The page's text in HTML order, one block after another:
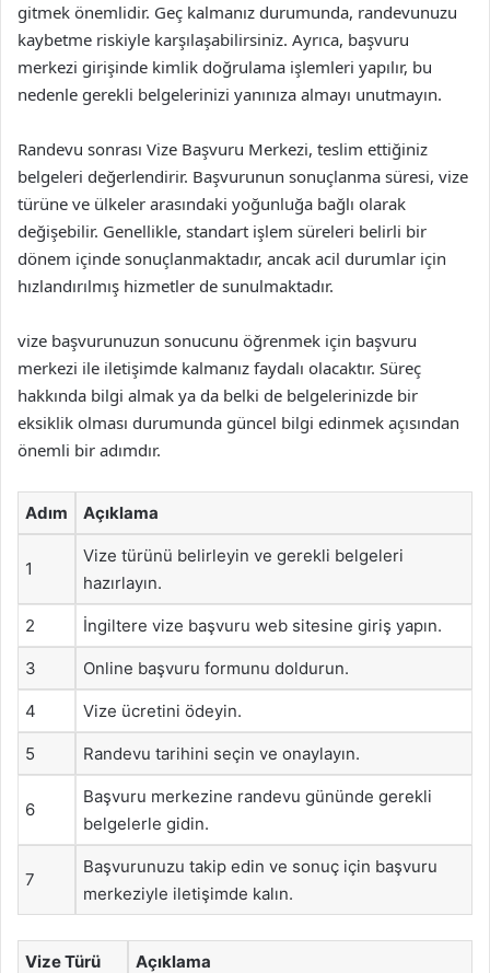
gitmek önemlidir. Geç kalmanız durumunda, randevunuzu
kaybetme riskiyle karşılaşabilirsiniz. Ayrıca, başvuru
merkezi girişinde kimlik doğrulama işlemleri yapılır, bu
nedenle gerekli belgelerinizi yanınıza almayı unutmayın.
Randevu sonrası Vize Başvuru Merkezi, teslim ettiğiniz
belgeleri değerlendirir. Başvurunun sonuçlanma süresi, vize
türüne ve ülkeler arasındaki yoğunluğa bağlı olarak
değişebilir. Genellikle, standart işlem süreleri belirli bir
dönem içinde sonuçlanmaktadır, ancak acil durumlar için
hızlandırılmış hizmetler de sunulmaktadır.
vize başvurunuzun sonucunu öğrenmek için başvuru
merkezi ile iletişimde kalmanız faydalı olacaktır. Süreç
hakkında bilgi almak ya da belki de belgelerinizde bir
eksiklik olması durumunda güncel bilgi edinmek açısından
önemli bir adımdır.
Adım Açıklama
1
Vize türünü belirleyin ve gerekli belgeleri
hazırlayın.
2 İngiltere vize başvuru web sitesine giriş yapın.
3 Online başvuru formunu doldurun.
4 Vize ücretini ödeyin.
5 Randevu tarihini seçin ve onaylayın.
6
Başvuru merkezine randevu gününde gerekli
belgelerle gidin.
7
Başvurunuzu takip edin ve sonuç için başvuru
merkeziyle iletişimde kalın.
Vize Türü Açıklama